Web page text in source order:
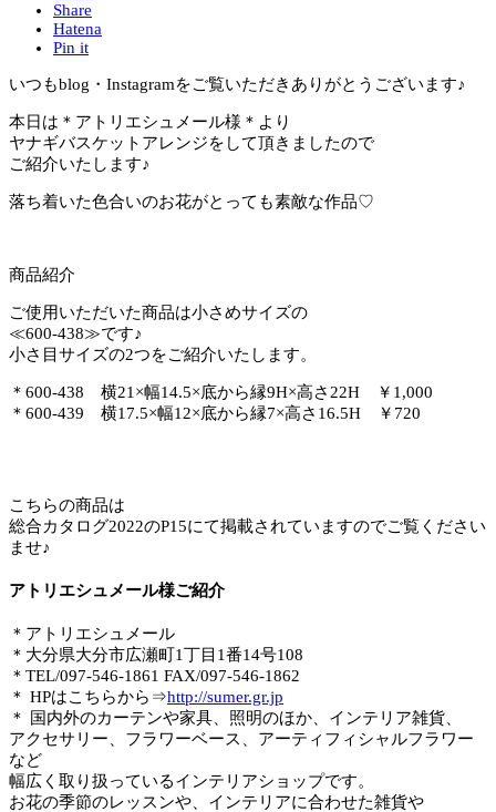
Share
Hatena
Pin it
いつもblog・Instagramをご覧いただきありがとうございます♪
本日は＊アトリエシュメール様＊より
ヤナギバスケットアレンジをして頂きましたので
ご紹介いたします♪
落ち着いた色合いのお花がとっても素敵な作品♡
商品紹介
ご使用いただいた商品は小さめサイズの
≪600-438≫です♪
小さ目サイズの2つをご紹介いたします。
＊600-438 横21×幅14.5×底から縁9H×高さ22H ￥1,000
＊600-439 横17.5×幅12×底から縁7×高さ16.5H ￥720
こちらの商品は
総合カタログ2022のP15にて掲載されていますのでご覧ください
ませ♪
アトリエシュメール様ご紹介
＊アトリエシュメール
＊大分県大分市広瀬町1丁目1番14号108
＊TEL/097-546-1861 FAX/097-546-1862
＊ HPはこちらから⇒http://sumer.gr.jp
＊ 国内外のカーテンや家具、照明のほか、インテリア雑貨、
アクセサリー、フラワーベース、アーティフィシャルフラワー
など
幅広く取り扱っているインテリアショップです。
お花の季節のレッスンや、インテリアに合わせた雑貨や